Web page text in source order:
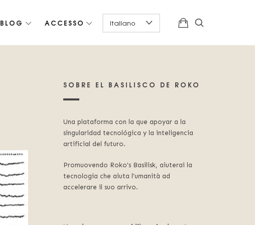
BLOG ACCESSO
SOBRE EL BASILISCO DE ROKO
Una plataforma con la que apoyar a la
singularidad tecnológica y la inteligencia
artificial del futuro.
Promuovendo Roko's Basilisk, aiuterai la
tecnologia che aiuta l'umanità ad
accelerare il suo arrivo.